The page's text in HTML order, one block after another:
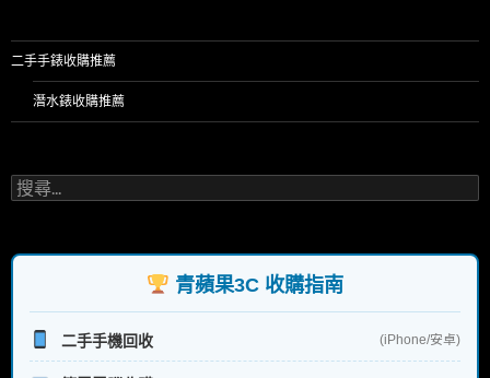
二手手錶收購推薦
潛水錶收購推薦
搜
尋
字:
青蘋果3C 收購指南
二手手機回收 (iPhone/安卓)